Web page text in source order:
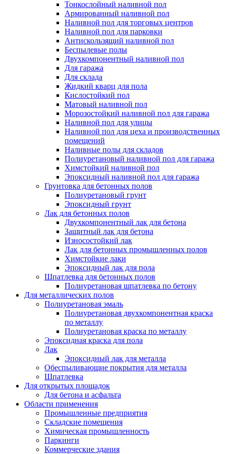
Тонкослойный наливной пол
Армированный наливной пол
Наливной пол для торговых центров
Наливной пол для парковки
Антискользящий наливной пол
Беспылевые полы
Двухкомпонентный наливной пол
Для гаража
Для склада
Жидкий кварц для пола
Кислостойкий пол
Матовый наливной пол
Морозостойкий наливной пол для гаража
Наливной пол для улицы
Наливной пол для цеха и производственных
помещений
Наливные полы для складов
Полиуретановый наливной пол для гаража
Химстойкий наливной пол
Эпоксидный наливной пол для гаража
Грунтовка для бетонных полов
Полиуретановый грунт
Эпоксидный грунт
Лак для бетонных полов
Двухкомпонентный лак для бетона
Защитный лак для бетона
Износостойкий лак
Лак для бетонных промышленных полов
Химстойкие лаки
Эпоксидный лак для пола
Шпатлевка для бетонных полов
Полиуретановая шпатлевка по бетону
Для металлических полов
Полиуретановая эмаль
Полиуретановая двухкомпонентная краска
по металлу
Полиуретановая краска по металлу
Эпоксидная краска для пола
Лак
Эпоксидный лак для металла
Обеспыливающие покрытия для металла
Шпатлевка
Для открытых площадок
Для бетона и асфальта
Области применения
Промышленные предприятия
Складские помещения
Химическая промышленность
Паркинги
Коммерческие здания